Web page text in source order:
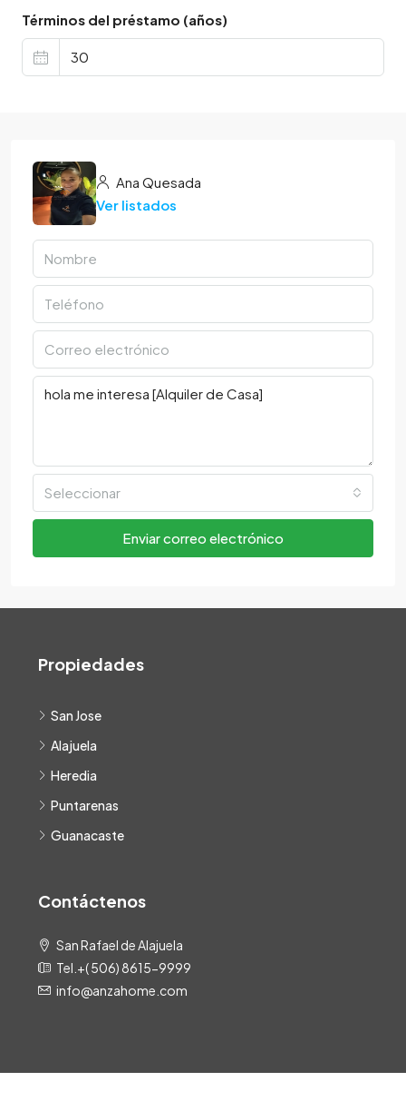
Términos del préstamo (años)
Ana Quesada
Ver listados
Seleccionar
Enviar correo electrónico
Propiedades
San Jose
Alajuela
Heredia
Puntarenas
Guanacaste
Contáctenos
San Rafael de Alajuela
Tel.+( 506) 8615-9999
info@anzahome.com